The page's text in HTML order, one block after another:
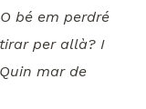
bé em perdré
per allà? I
mar de